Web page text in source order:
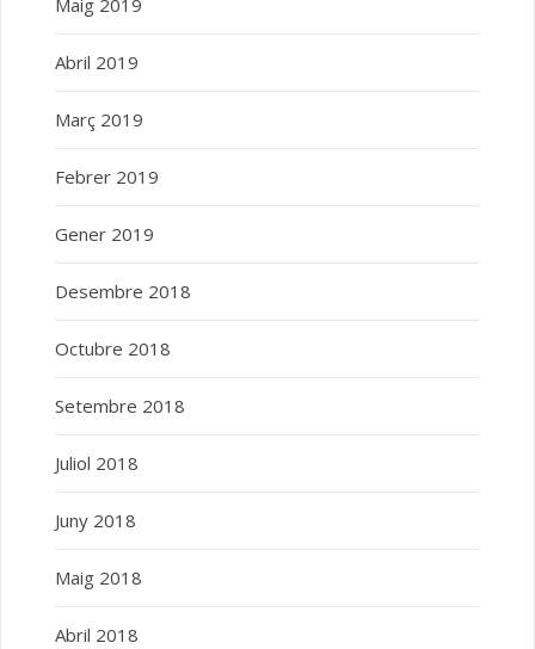
Abril 2019
Març 2019
Febrer 2019
Gener 2019
Desembre 2018
Octubre 2018
Setembre 2018
Juliol 2018
Juny 2018
Maig 2018
Abril 2018